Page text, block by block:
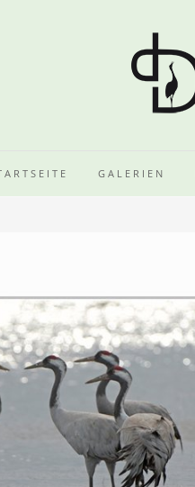
GALERIEN